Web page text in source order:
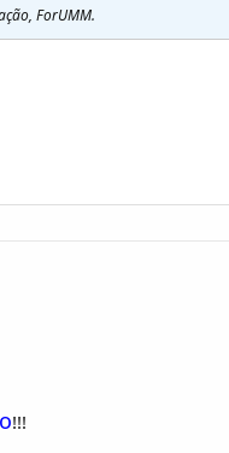
ForUMM.
!!!